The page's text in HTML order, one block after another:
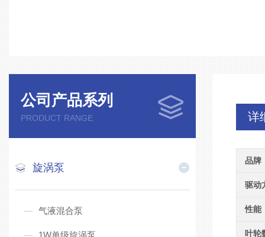
公司产品系列
PRODUCT RANGE
旋涡泵
气液混合泵
1W单级旋涡泵
详
品牌
驱动
性能
叶轮